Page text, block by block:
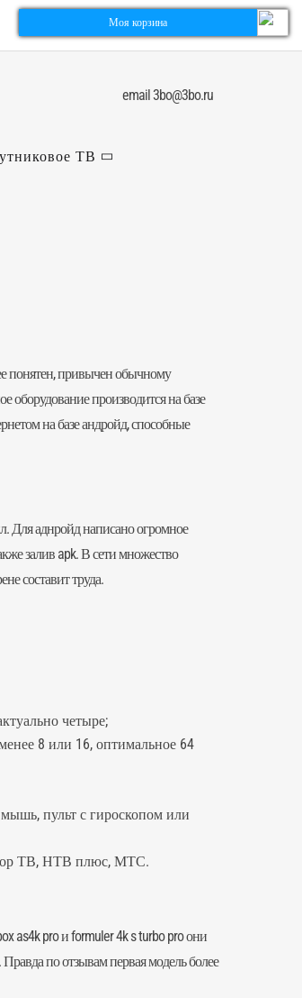
Моя корзина
email 3bo@3bo.ru
ТВ
понятен, привычен обычному
оборудование производится на базе
на базе андройд, способные
Для аднройд написано огромное
залив apk. В сети множество
составит труда.
четыре;
8 или 16, оптимальное 64
пульт с гироскопом или
ТВ, НТВ плюс, МТС.
as4k proиformuler 4k s turbo proони
по отзывам первая модель более